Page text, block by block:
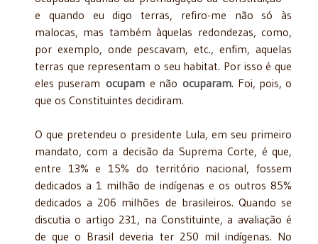
e quando eu digo terras, refiro-me não só às
malocas, mas também àquelas redondezas, como,
por exemplo, onde pescavam, etc., enfim, aquelas
terras que representam o seu habitat. Por isso é que
eles puseram ocupame nãoocuparam. Foi, pois, o
que os Constituintes decidiram.
O que pretendeu o presidente Lula, em seu primeiro
mandato, com a decisão da Suprema Corte, é que,
entre 13% e 15% do território nacional, fossem
dedicados a 1 milhão de indígenas e os outros 85%
dedicados a 206 milhões de brasileiros. Quando se
discutia o artigo 231, na Constituinte, a avaliação é
de que o Brasil deveria ter 250 mil indígenas. No